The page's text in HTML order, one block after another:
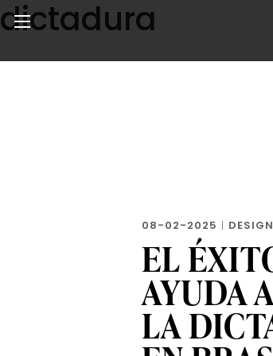
Skip
to
content
Noticias de negocios, innovación,
dictadura
08-02-2025 | DESIGN
EL
AYUDA
LA